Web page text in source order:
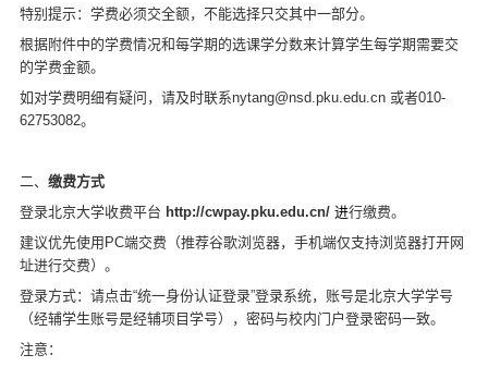
特别提示：学费必须交全额，不能选择只交其中一部分。
根据附件中的学费情况和每学期的选课学分数来计算学生每学期需要交
的学费金额。
如对学费明细有疑问，请及时联系nytang@nsd.pku.edu.cn 或者010-
62753082。
二、 缴费方式
登录北京大学收费平台 http://cwpay.pku.edu.cn/ 进行缴费。
建议优先使用PC端交费（推荐谷歌浏览器，手机端仅支持浏览器打开网
址进行交费）。
登录方式：请点击“统一身份认证登录”登录系统，账号是北京大学学号
（经辅学生账号是经辅项目学号），密码与校内门户登录密码一致。
注意：